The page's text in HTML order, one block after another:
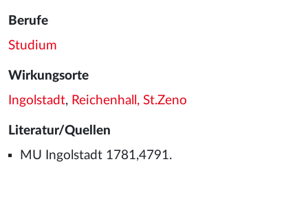
Berufe
Studium
Wirkungsorte
Ingolstadt, Reichenhall, St.Zeno
Literatur/Quellen
MU Ingolstadt 1781,4791.